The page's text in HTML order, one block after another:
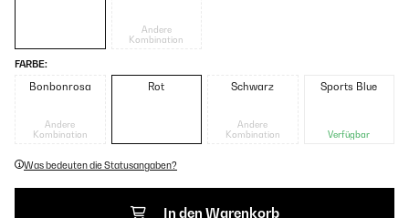
Andere
Kombination
FARBE:
Bonbonrosa
Andere
Kombination
Rot Schwarz
Andere
Kombination
Sports Blue
Verfügbar
Was bedeuten die Statusangaben?
In den Warenkorb